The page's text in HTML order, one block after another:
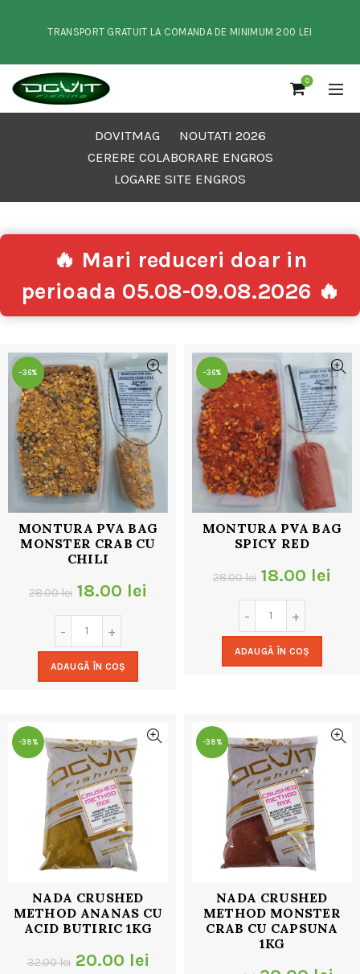
TRANSPORT GRATUIT LA COMANDA DE MINIMUM 200 LEI
0
DOVITMAG
NOUTATI 2026
CERERE COLABORARE ENGROS
LOGARE SITE ENGROS
🔥 Mari reduceri doar in
perioada 05.08-09.08.2026 🔥
-36%
MONTURA PVA BAG
MONSTER CRAB CU
CHILI
28.00lei Prețul
inițial
a
fost:
18.00 lei
ADAUGĂ ÎN COȘ
-36%
MONTURA PVA BAG
SPICY RED
28.00lei Prețul
inițial
a
fost:
18.00 lei
ADAUGĂ ÎN COȘ
-38%
NADA CRUSHED
METHOD ANANAS CU
ACID BUTIRIC 1KG
32.00lei Prețul
20.00 lei
-38%
NADA CRUSHED
METHOD MONSTER
CRAB CU CAPSUNA
1KG